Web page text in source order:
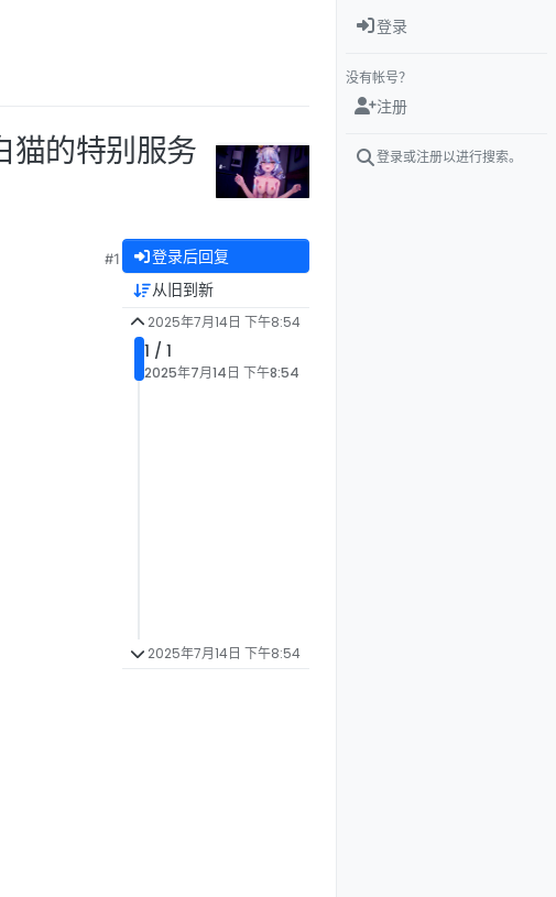
猫的特别服务
#1 登录后回复
从旧到新
2025年7月14日 下午8:54
1 / 1
2025年7月14日 下午8:54
2025年7月14日 下午8:54
登录
没有帐号？
注册
登录或注册以进行搜索。